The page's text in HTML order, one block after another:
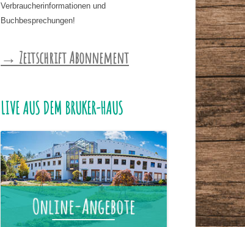
Verbraucherinformationen und
Buchbesprechungen!
→ Zeitschrift Abonnement
LIVE AUS DEM BRUKER-HAUS